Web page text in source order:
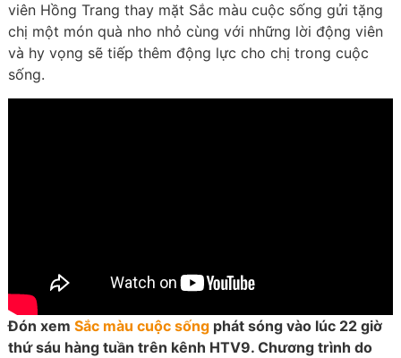
viên Hồng Trang thay mặt Sắc màu cuộc sống gửi tặng
chị một món quà nho nhỏ cùng với những lời động viên
và hy vọng sẽ tiếp thêm động lực cho chị trong cuộc
sống.
Đón xem Sắc màu cuộc sốngphát sóng vào lúc 22 giờ
thứ sáu hàng tuần trên kênh HTV9. Chương trình do